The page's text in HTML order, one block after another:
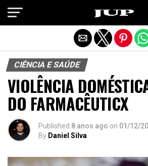
CIÊNCIA E SAÚDE
VIOLÊNCIA
DO FARMACÊUTICX
Published 8 anos ago on 01/12/
By Daniel Silva
Exit mobile version